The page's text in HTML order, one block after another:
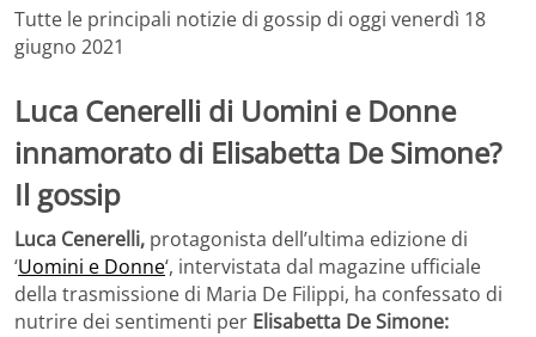
Tutte le principali notizie di gossip di oggi venerdì 18
giugno 2021
Luca Cenerelli di Uomini e Donne
innamorato di Elisabetta De Simone?
Il gossip
Luca Cenerelli, protagonista dell’ultima edizione di
‘Uomini e Donne‘, intervistata dal magazine ufficiale
della trasmissione di Maria De Filippi, ha confessato di
nutrire dei sentimenti per Elisabetta De Simone: